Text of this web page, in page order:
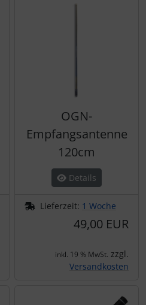
OGN-
Empfangsantenne
120cm
Details
Lieferzeit: 1 Woche
49,00 EUR
inkl. 19 % MwSt. zzgl.
Versandkosten